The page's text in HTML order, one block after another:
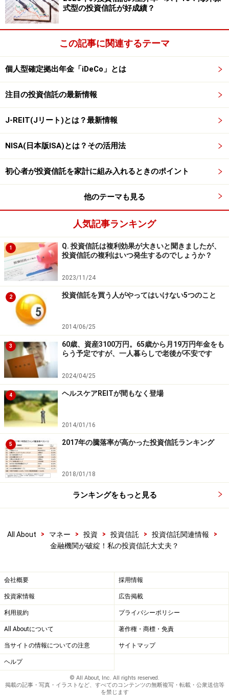
式型の投資信託が好成績？
この記事に関連するテーマ
個人型確定拠出年金「iDeCo」とは
注目の投資信託の最新情報
J-REIT(Jリート)とは？最新情報
NISA(日本版ISA)とは？その活用法
初心者が投資信託を家計に組み入れるときのポイント
他のテーマも見る
人気記事ランキング
1
Q. 投資信託は複利効果が大きいと聞きましたが、
投資信託の複利はいつ発生するのでしょうか？
2023/11/24
2 投資信託を買う人がやってはいけない5つのこと
2014/06/25
3
60歳、資産3100万円。65歳から月19万円年金をも
らう予定ですが、一人暮らしで老後が不安です
2024/04/25
4 ヘルスケアREITが間もなく登場
2014/01/16
5 2017年の騰落率が高かった投資信託ランキング
2018/01/18
ランキングをもっと見る
All About > マネー > 投資 > 投資信託 > 投資信託関連情報
>
金融機関が破綻！私の投資信託大丈夫？
会社概要 採用情報
投資家情報 広告掲載
利用規約 プライバシーポリシー
All Aboutについて 著作権・商標・免責
当サイトの情報についての注意 サイトマップ
ヘルプ
© All About, Inc. All rights reserved.
掲載の記事・写真・イラストなど、すべてのコンテンツの無断複写・転載・公衆送信等
を禁じます